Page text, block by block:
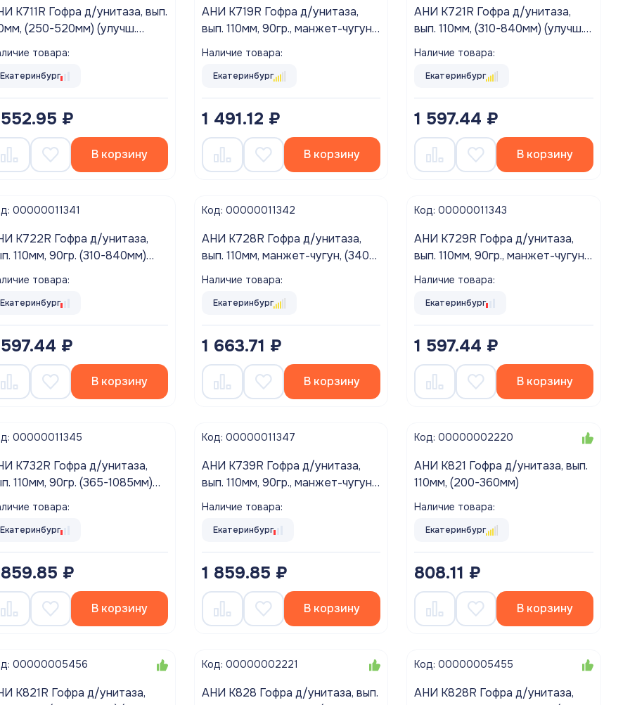
K711R Гофра д/унитаза, вып.
(250-520мм) (улучш.
товара:
Екатеринбург
₽
В корзину
АНИ K719R Гофра д/унитаза,
вып. 110мм, 90гр., манжет-чугун,
(280-550мм) (улучш. уплотн.)
Наличие товара:
Екатеринбург
1 491.12 ₽
В корзину
АНИ K721R Гофра д/унитаза,
вып. 110мм, (310-840мм) (улучш.
уплотн.)
Наличие товара:
Екатеринбург
1 597.44 ₽
В корзину
00000011341
K722R Гофра д/унитаза,
110мм, 90гр. (310-840мм)
уплотн.)
товара:
Екатеринбург
₽
В корзину
Код: 00000011342
АНИ K728R Гофра д/унитаза,
вып. 110мм, манжет-чугун, (340-
870мм) h(черный уплотн.)
Наличие товара:
Екатеринбург
1 663.71 ₽
В корзину
Код: 00000011343
АНИ K729R Гофра д/унитаза,
вып. 110мм, 90гр., манжет-чугун,
(340-870мм) (улучш. уплотн.)
Наличие товара:
Екатеринбург
1 597.44 ₽
В корзину
00000011345
K732R Гофра д/унитаза,
110мм, 90гр. (365-1085мм)
уплотн.)
товара:
Екатеринбург
₽
В корзину
Код: 00000011347
АНИ K739R Гофра д/унитаза,
вып. 110мм, 90гр., манжет-чугун,
(395-1115мм) (улучш. уплотн.)
Наличие товара:
Екатеринбург
1 859.85 ₽
В корзину
Код: 00000002220
АНИ K821 Гофра д/унитаза, вып.
110мм, (200-360мм)
Наличие товара:
Екатеринбург
808.11 ₽
В корзину
00000005456
K821R Гофра д/унитаза,
Код: 00000002221
АНИ K828 Гофра д/унитаза, вып.
Код: 00000005455
АНИ K828R Гофра д/унитаза,